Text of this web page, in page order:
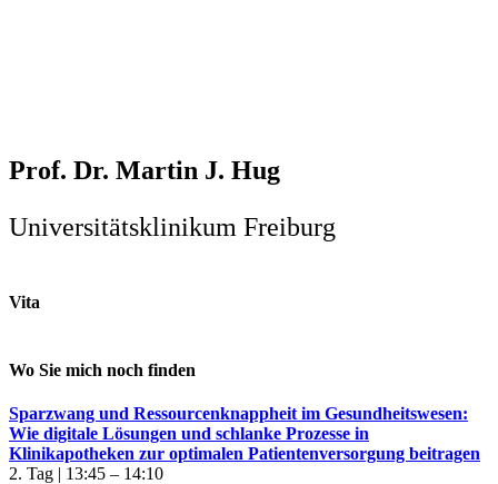
Prof. Dr. Martin J. Hug
Universitätsklinikum Freiburg
Vita
Wo Sie mich noch finden
Sparzwang und Ressourcenknappheit im Gesundheitswesen:
Wie digitale Lösungen und schlanke Prozesse in
Klinikapotheken zur optimalen Patientenversorgung beitragen
2. Tag | 13:45 – 14:10